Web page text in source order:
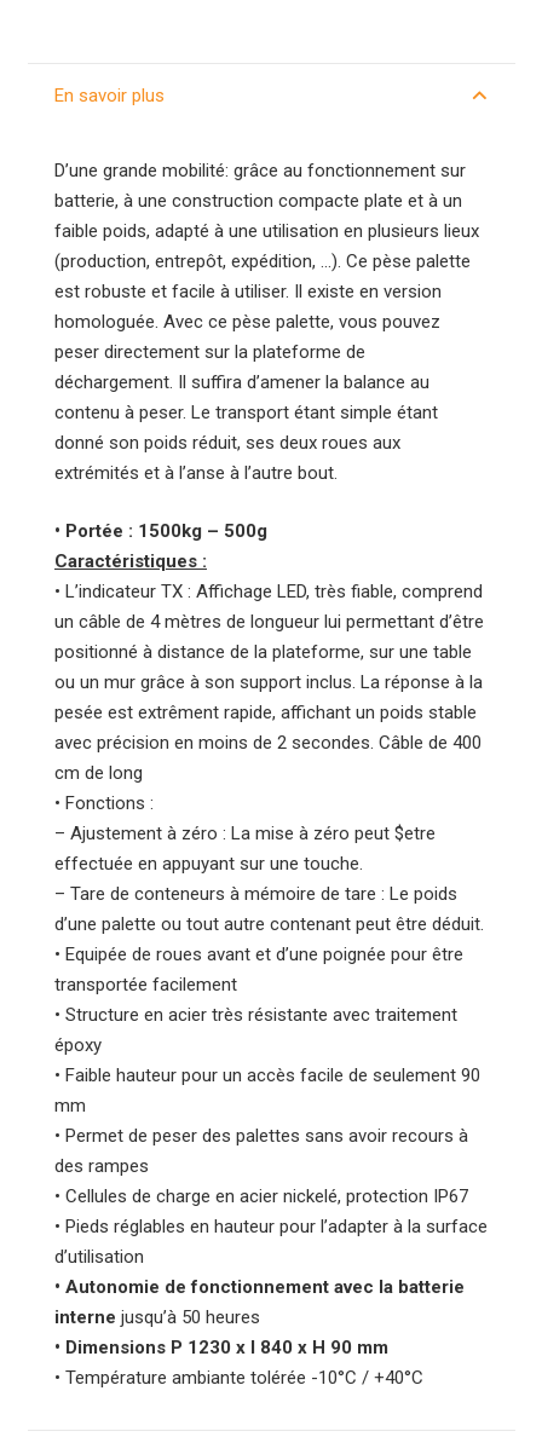
En savoir plus
D’une grande mobilité: grâce au fonctionnement sur
batterie, à une construction compacte plate et à un
faible poids, adapté à une utilisation en plusieurs lieux
(production, entrepôt, expédition, …). Ce pèse palette
est robuste et facile à utiliser. Il existe en version
homologuée. Avec ce pèse palette, vous pouvez
peser directement sur la plateforme de
déchargement. Il suffira d’amener la balance au
contenu à peser. Le transport étant simple étant
donné son poids réduit, ses deux roues aux
extrémités et à l’anse à l’autre bout.
• Portée : 1500kg – 500g
Caractéristiques :
• L’indicateur TX : Affichage LED, très fiable, comprend
un câble de 4 mètres de longueur lui permettant d’être
positionné à distance de la plateforme, sur une table
ou un mur grâce à son support inclus. La réponse à la
pesée est extrêment rapide, affichant un poids stable
avec précision en moins de 2 secondes. Câble de 400
cm de long
• Fonctions :
– Ajustement à zéro : La mise à zéro peut $etre
effectuée en appuyant sur une touche.
– Tare de conteneurs à mémoire de tare : Le poids
d’une palette ou tout autre contenant peut être déduit.
• Equipée de roues avant et d’une poignée pour être
transportée facilement
• Structure en acier très résistante avec traitement
époxy
• Faible hauteur pour un accès facile de seulement 90
mm
• Permet de peser des palettes sans avoir recours à
des rampes
• Cellules de charge en acier nickelé, protection IP67
• Pieds réglables en hauteur pour l’adapter à la surface
d’utilisation
• Autonomie de fonctionnement avec la batterie
interne jusqu’à 50 heures
• Dimensions P 1230 x l 840 x H 90 mm
• Température ambiante tolérée -10°C / +40°C